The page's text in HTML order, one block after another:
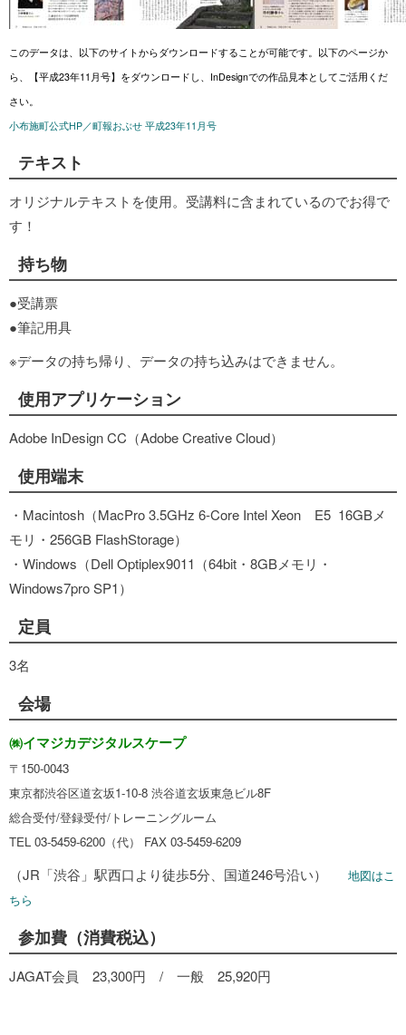
このデータは、以下のサイトからダウンロードすることが可能です。以下のページか
ら、【平成23年11月号】をダウンロードし、InDesignでの作品見本としてご活用くだ
さい。
小布施町公式HP／町報おぶせ 平成23年11月号
テキスト
オリジナルテキストを使用。受講料に含まれているのでお得で
す！
持ち物
●受講票
●筆記用具
※データの持ち帰り、データの持ち込みはできません。
使用アプリケーション
Adobe InDesign CC（Adobe Creative Cloud）
使用端末
・Macintosh（MacPro 3.5GHz 6-Core Intel Xeon E5 16GBメ
モリ・256GB FlashStorage）
・Windows（Dell Optiplex9011（64bit・8GBメモリ・
Windows7pro SP1）
定員
3名
会場
㈱イマジカデジタルスケープ
〒150-0043
東京都渋谷区道玄坂1-10-8 渋谷道玄坂東急ビル8F
総合受付/登録受付/トレーニングルーム
TEL 03-5459-6200（代） FAX 03-5459-6209
（JR「渋谷」駅西口より徒歩5分、国道246号沿い） 地図はこ
ちら
参加費（消費税込）
JAGAT会員 23,300円 / 一般 25,920円